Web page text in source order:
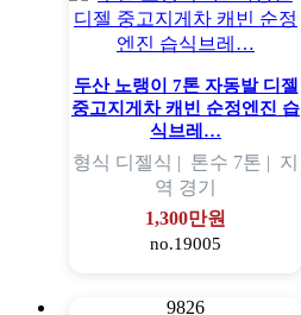
두산 노랭이 7톤 자동발 디젤
중고지게차 캐빈 순정엔진 습
식브레…
형식 디젤식 | 톤수 7톤 | 지
역 경기
1,300만원
no.19005
9826